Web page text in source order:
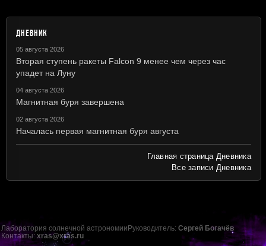
ДНЕВНИК
05 августа 2026
Вторая ступень ракеты Falcon 9 менее чем через час
упадет на Луну
04 августа 2026
Магнитная буря завершена
02 августа 2026
Началась первая магнитная буря августа
Главная страница Дневника
Все записи Дневника
Лаборатория солнечной астрономии Руководитель: Сергей Богачёв
Контакты: xras@xras.ru